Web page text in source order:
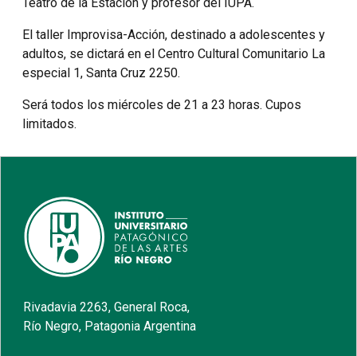
El taller Improvisa-Acción, destinado a adolescentes y
adultos, se dictará en el Centro Cultural Comunitario La
especial 1, Santa Cruz 2250.
Será todos los miércoles de 21 a 23 horas. Cupos
limitados.
Rivadavia 2263, General Roca,
Río Negro, Patagonia Argentina